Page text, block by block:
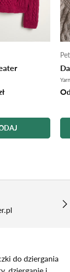
do dziergania